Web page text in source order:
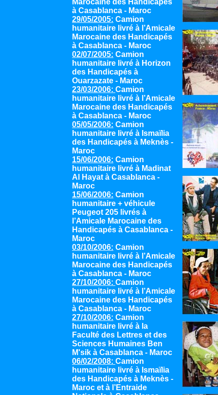
Marocaine des Handicapés
à Casablanca - Maroc
29/05/2005: Camion
humanitaire livré à l’Amicale
Marocaine des Handicapés
à Casablanca - Maroc
02/07/2005: Camion
humanitaire livré à Horizon
des Handicapés à
Ouarzazate - Maroc
23/03/2006: Camion
humanitaire livré à l’Amicale
Marocaine des Handicapés
à Casablanca - Maroc
05/05/2006: Camion
humanitaire livré à Ismaïlia
des Handicapés à Meknès -
Maroc
15/06/2006: Camion
humanitaire livré à Madinat
Al Hayat à Casablanca -
Maroc
15/06/2006: Camion
humanitaire + véhicule
Peugeot 205 livrés à
l’Amicale Marocaine des
Handicapés à Casablanca -
Maroc
03/10/2006: Camion
humanitaire livré à l’Amicale
Marocaine des Handicapés
à Casablanca - Maroc
27/10/2006: Camion
humanitaire livré à l’Amicale
Marocaine des Handicapés
à Casablanca - Maroc
27/10/2006: Camion
humanitaire livré à la
Faculté des Lettres et des
Sciences Humaines Ben
M'sik à Casablanca - Maroc
06/02/2008: Camion
humanitaire livré à Ismaïlia
des Handicapés à Meknès -
Maroc et à l’Entraide